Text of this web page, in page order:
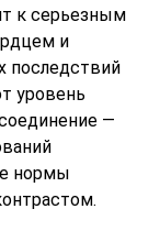
к серьезным
и
последствий
уровень
—
нормы